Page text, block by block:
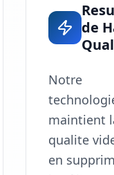
de
Notre
maintient
qualite
en